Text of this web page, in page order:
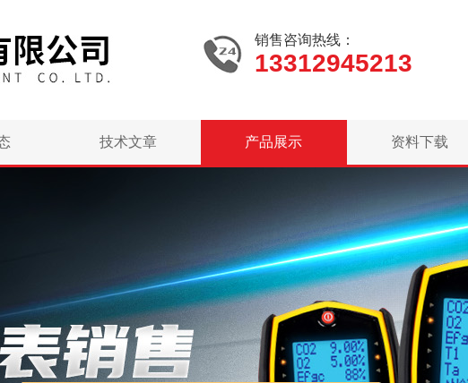
销售咨询热线：
13312945213
技术文章 产品展示 资料下载